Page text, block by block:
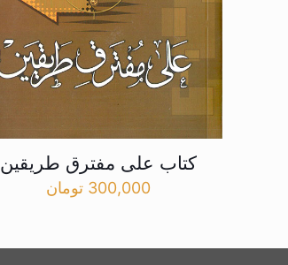
کتاب علی مفترق طریقین
300,000 تومان